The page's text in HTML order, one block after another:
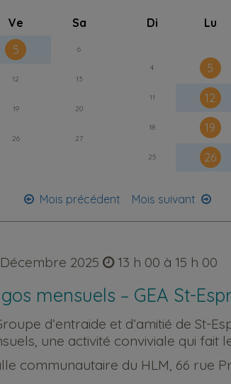
Ve
Sa
5 6
12 13
19 20
26 27
Di
Lu
4 5
11 12
18 19
25 26
Mois précédent Mois suivant
Décembre 2025 13 h 00 à 15 h 00
mensuels – GEA St-
d’entraide et d’amitié de St-
une activité conviviale qui fait
communautaire du HLM, 66 rue